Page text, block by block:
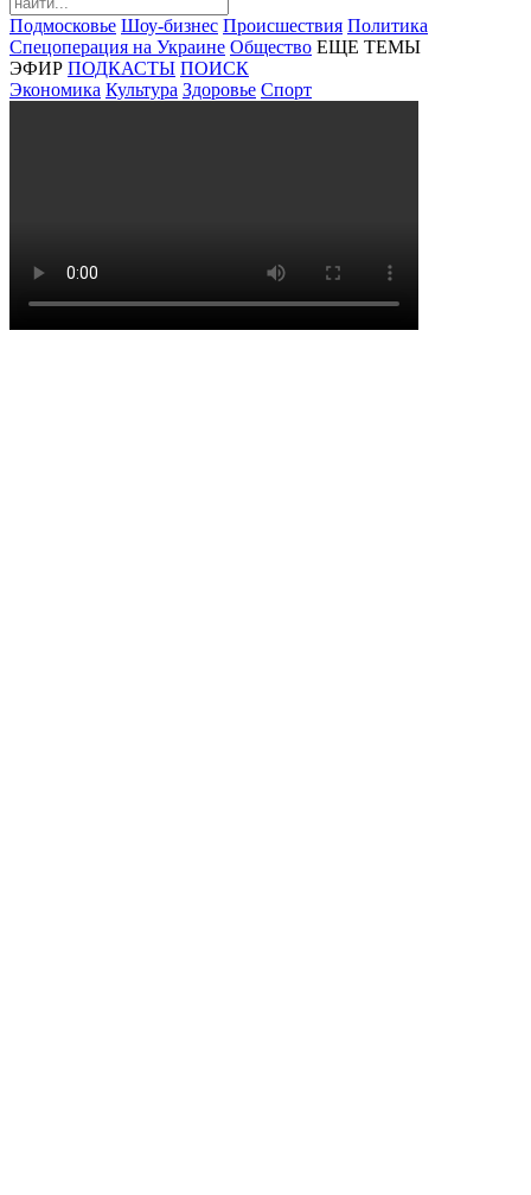
Подмосковье Шоу-бизнес Происшествия Политика
Спецоперация на Украине Общество ЕЩЕ ТЕМЫ
ЭФИР ПОДКАСТЫ ПОИСК
Экономика Культура Здоровье Спорт